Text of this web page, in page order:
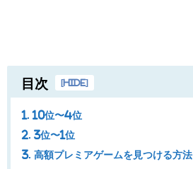
目次 [hide]
1. 10位〜4位
2. 3位〜1位
3. 高額プレミアゲームを見つける方法